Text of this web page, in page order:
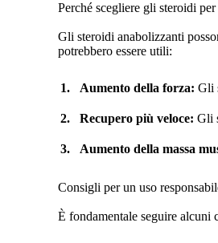
Perché scegliere gli steroidi
Gli steroidi anabolizzanti
potrebbero essere utili:
Aumento della forza: Gli
Recupero più veloce: Gli
Aumento della massa
Consigli per un uso
È fondamentale seguire alcuni